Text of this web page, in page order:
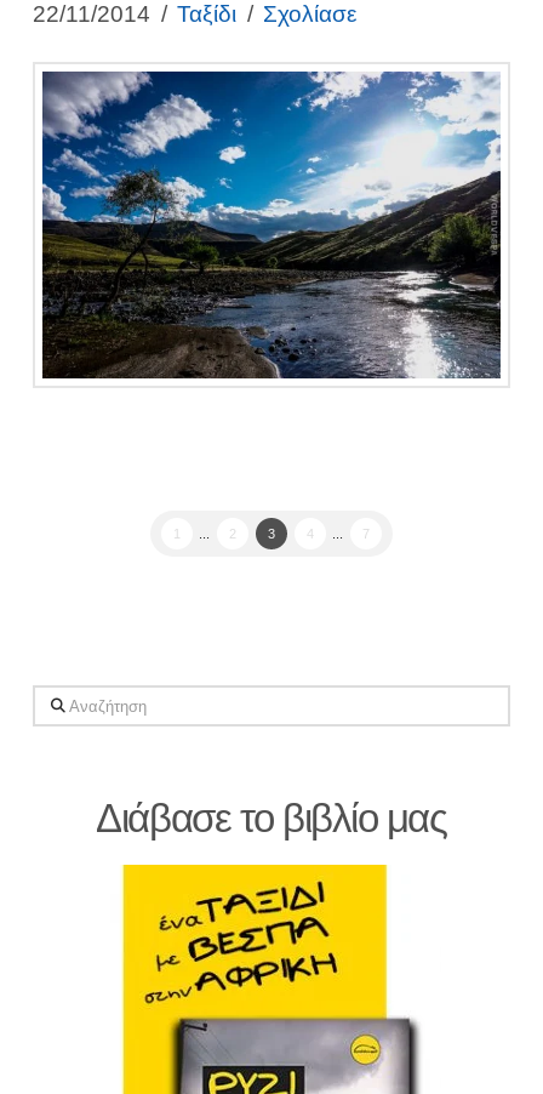
22/11/2014 Ταξίδι Σχολίασε
2 3 4 7
Αναζήτηση
Διάβασε το βιβλίο μας